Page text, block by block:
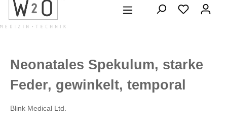
springen
Neonatales Spekulum, starke
Feder, gewinkelt, temporal
Blink Medical Ltd.